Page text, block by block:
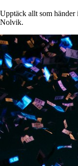
Upptäck allt som händer
Nolvik.